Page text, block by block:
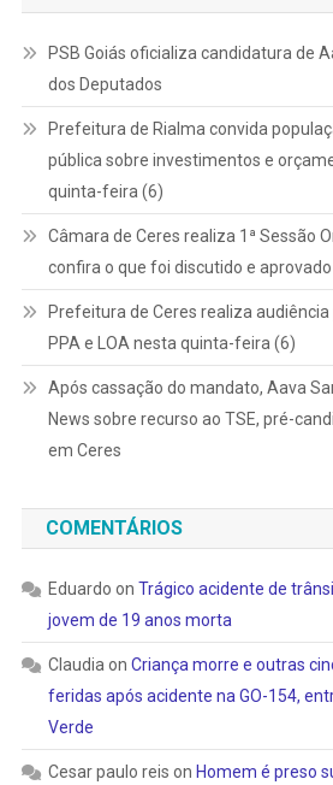
PSB Goiás oficializa candidatura de
dos Deputados
Prefeitura de Rialma convida
pública sobre investimentos e
quinta-feira (6)
Câmara de Ceres realiza 1ª Sessão
confira o que foi discutido e aprovado
Prefeitura de Ceres realiza
PPA e LOA nesta quinta-feira (6)
Após cassação do mandato, Aava
News sobre recurso ao TSE, pré-
em Ceres
COMENTÁRIOS
Eduardo on Trágico acidente de
jovem de 19 anos morta
Claudia on Criança morre e outras
feridas após acidente na GO-154,
Verde
Cesar paulo reis on Homem é preso